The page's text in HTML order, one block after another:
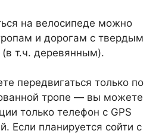
на велосипеде можно
и дорогам с твердым
т.ч. деревянным).
передвигаться только по
тропе — вы можете
только телефон с GPS
Если планируется сойти с